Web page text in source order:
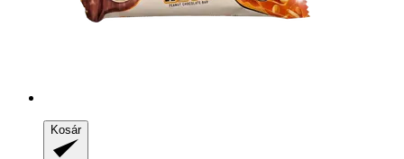
Kosár